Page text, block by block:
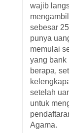
wajib
sebesar
punya
memulai
yang bank
berapa,
setelah
untuk
Agama.